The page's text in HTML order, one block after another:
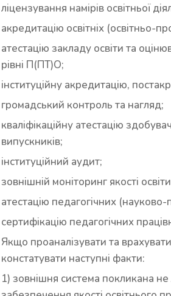
ліцензування намірів освітньої
акредитацію освітніх (освітньо-
атестацію закладу освіти та
рівні П(ПТ)О;
інституційну акредитацію,
громадський контроль та нагляд;
кваліфікаційну атестацію
випускників;
інституційний аудит;
зовнішній моніторинг якості
атестацію педагогічних (науково-
сертифікацію педагогічних
Якщо проаналізувати та
констатувати наступні факти:
1) зовнішня система покликана